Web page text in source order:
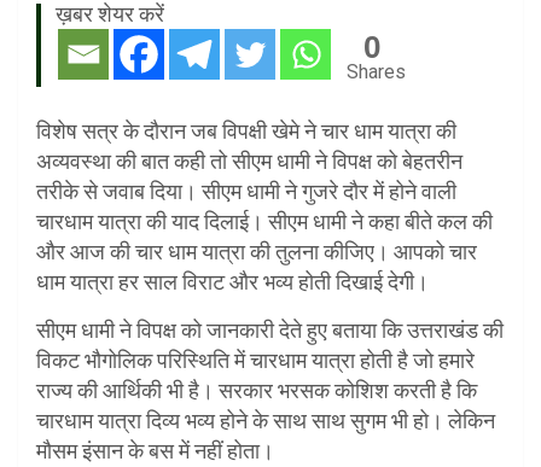
ख़बर शेयर करें
0
Shares
विशेष सत्र के दौरान जब विपक्षी खेमे ने चार धाम यात्रा की
अव्यवस्था की बात कही तो सीएम धामी ने विपक्ष को बेहतरीन
तरीके से जवाब दिया। सीएम धामी ने गुजरे दौर में होने वाली
चारधाम यात्रा की याद दिलाई। सीएम धामी ने कहा बीते कल की
और आज की चार धाम यात्रा की तुलना कीजिए। आपको चार
धाम यात्रा हर साल विराट और भव्य होती दिखाई देगी।
सीएम धामी ने विपक्ष को जानकारी देते हुए बताया कि उत्तराखंड की
विकट भौगोलिक परिस्थिति में चारधाम यात्रा होती है जो हमारे
राज्य की आर्थिकी भी है। सरकार भरसक कोशिश करती है कि
चारधाम यात्रा दिव्य भव्य होने के साथ साथ सुगम भी हो। लेकिन
मौसम इंसान के बस में नहीं होता।